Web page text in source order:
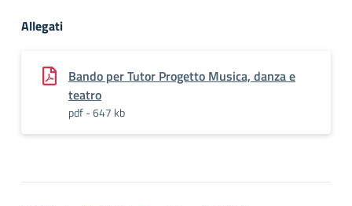
Allegati
Bando per Tutor Progetto Musica, danza e
teatro
pdf - 647 kb